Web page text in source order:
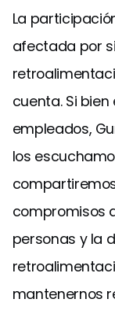
La
afectada por
cuenta. Si bien
empleados,
los
compromisos
personas y la
mantenernos